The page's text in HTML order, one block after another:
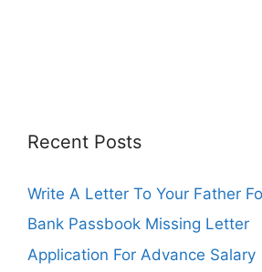
Recent Posts
Write A Letter To Your Father
Bank Passbook Missing Letter
Application For Advance Salary